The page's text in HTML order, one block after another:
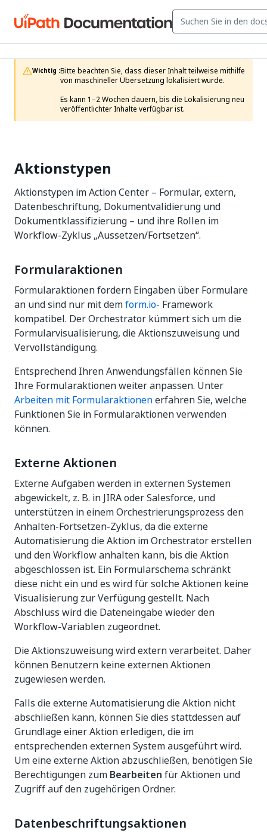
Wichtig :Bitte beachten Sie, dass dieser Inhalt teilweise mithilfe
von maschineller Übersetzung lokalisiert wurde.
Es kann 1–2 Wochen dauern, bis die Lokalisierung neu
veröffentlichter Inhalte verfügbar ist.
Aktionstypen
Aktionstypen im Action Center – Formular, extern,
Datenbeschriftung, Dokumentvalidierung und
Dokumentklassifizierung – und ihre Rollen im
Workflow-Zyklus „Aussetzen/Fortsetzen“.
Formularaktionen
Formularaktionen fordern Eingaben über Formulare
an und sind nur mit demform.io- Framework
kompatibel. Der Orchestrator kümmert sich um die
Formularvisualisierung, die Aktionszuweisung und
Vervollständigung.
Entsprechend Ihren Anwendungsfällen können Sie
Ihre Formularaktionen weiter anpassen. Unter
Arbeiten mit Formularaktionenerfahren Sie, welche
Funktionen Sie in Formularaktionen verwenden
können.
Externe Aktionen
Externe Aufgaben werden in externen Systemen
abgewickelt, z. B. in JIRA oder Salesforce, und
unterstützen in einem Orchestrierungsprozess den
Anhalten-Fortsetzen-Zyklus, da die externe
Automatisierung die Aktion im Orchestrator erstellen
und den Workflow anhalten kann, bis die Aktion
abgeschlossen ist. Ein Formularschema schränkt
diese nicht ein und es wird für solche Aktionen keine
Visualisierung zur Verfügung gestellt. Nach
Abschluss wird die Dateneingabe wieder den
Workflow-Variablen zugeordnet.
Die Aktionszuweisung wird extern verarbeitet. Daher
können Benutzern keine externen Aktionen
zugewiesen werden.
Falls die externe Automatisierung die Aktion nicht
abschließen kann, können Sie dies stattdessen auf
Grundlage einer Aktion erledigen, die im
entsprechenden externen System ausgeführt wird.
Um eine externe Aktion abzuschließen, benötigen Sie
Berechtigungen zum Bearbeiten für Aktionen und
Zugriff auf den zugehörigen Ordner.
Datenbeschriftungsaktionen